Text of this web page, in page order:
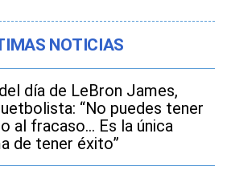
NOTICIAS
día de LeBron James,
“No puedes tener
al fracaso... Es la única
de tener éxito”